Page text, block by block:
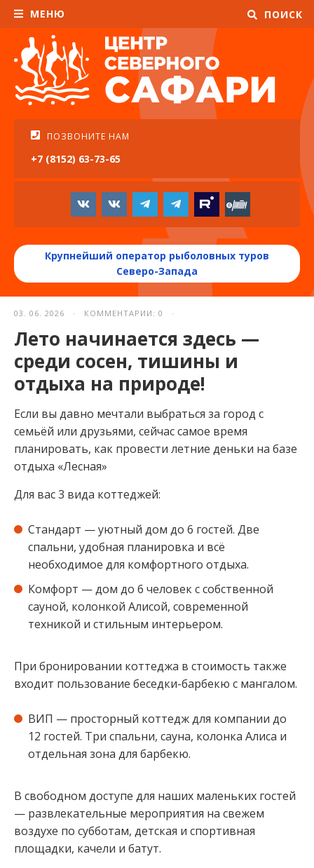
МЕНЮ ПОИСК
ПОЗВОНИТЕ НАМ
+7 (8152) 63-73-65
Крупнейший оператор рыболовных туров
Северо-Запада
03. 06. 2026 · КОММЕНТАРИИ: 0 ·
Лето начинается здесь —
среди сосен, тишины и
отдыха на природе!
Если вы давно мечтали выбраться за город с
семьёй или друзьями, сейчас самое время
планировать, как провести летние деньки на базе
отдыха «Лесная»
Для вас 3 вида коттеджей:
Стандарт — уютный дом до 6 гостей. Две
спальни, удобная планировка и всё
необходимое для комфортного отдыха.
Комфорт — дом до 6 человек с собственной
сауной, колонкой Алисой, современной
техникой и стильным интерьером.
При бронировании коттеджа в стоимость также
входит пользование беседки-барбекю с мангалом.
ВИП — просторный коттедж для компании до
12 гостей. Три спальни, сауна, колонка Алиса и
отдельная зона для барбекю.
В свободном доступе для наших маленьких гостей
— развлекательные мероприятия на свежем
воздухе по субботам, детская и спортивная
площадки, качели и батут.